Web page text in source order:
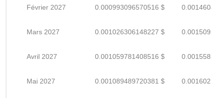
Février 2027 0.000993096570516 $
Mars 2027 0.001026306148227 $
Avril 2027 0.001059781408516 $
Mai 2027 0.001089489720381 $